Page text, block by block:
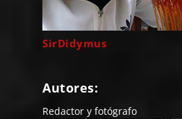
SirDidymus
Autores:
Redactor y fotógrafo